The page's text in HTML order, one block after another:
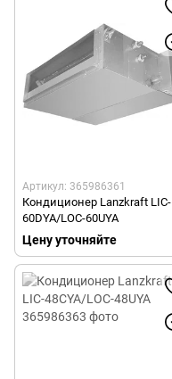
Артикул: 365986361
Кондиционер Lanzkraft LIC-
60DYA/LOC-60UYA
Цену уточняйте